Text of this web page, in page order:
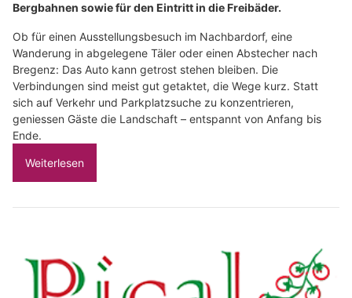
Bergbahnen sowie für den Eintritt in die Freibäder.
Ob für einen Ausstellungsbesuch im Nachbardorf, eine
Wanderung in abgelegene Täler oder einen Abstecher nach
Bregenz: Das Auto kann getrost stehen bleiben. Die
Verbindungen sind meist gut getaktet, die Wege kurz. Statt
sich auf Verkehr und Parkplatzsuche zu konzentrieren,
geniessen Gäste die Landschaft – entspannt von Anfang bis
Ende.
Weiterlesen